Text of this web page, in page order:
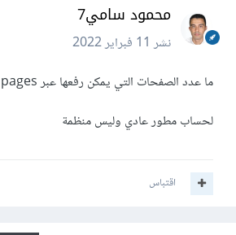
محمود سامي7
نشر11 فبراير 2022
ما عدد الصفحات التي يمكن رفعها عبر github pages
لحساب مطور عادي وليس منظمة
اقتباس